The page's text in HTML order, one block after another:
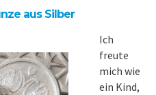
aus Silber
Ich
freute
mich wie
ein Kind,